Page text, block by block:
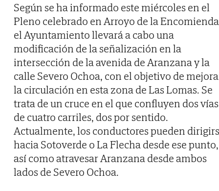
Según se ha informado este miércoles en el
Pleno celebrado en Arroyo de la
el Ayuntamiento llevará a cabo una
modificación de la señalización en la
intersección de la avenida de Aranzana y la
calle Severo Ochoa, con el objetivo de
la circulación en esta zona de Las Lomas. Se
trata de un cruce en el que confluyen dos vías
de cuatro carriles, dos por sentido.
Actualmente, los conductores pueden
hacia Sotoverde o La Flecha desde ese punto,
así como atravesar Aranzana desde ambos
lados de Severo Ochoa.